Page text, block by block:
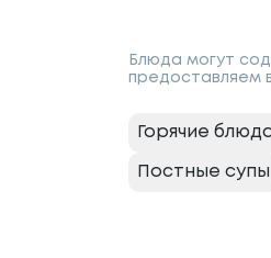
Блюда могут
предоставляем
Горячие
Постные супы